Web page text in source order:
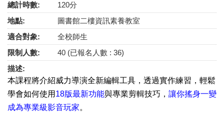
總計時數:
120分
地點:
圖書館二樓資訊素養教室
適合對象:
全校師生
限制人數:
40 (已報名人數 : 36)
描述:
本課程將介紹威力導演全新編輯工具，透過實作練習， 輕鬆
學會如何使用 18版最新功能與專業剪輯技巧， 讓你搖身一變
成為專業級影音玩家。